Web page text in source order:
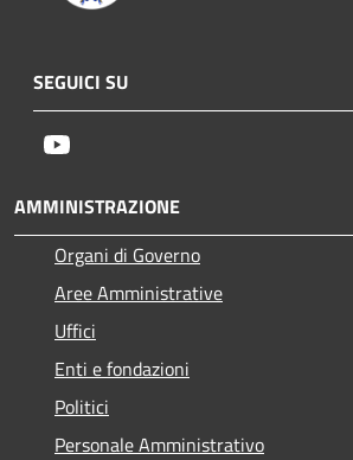
SEGUICI SU
AMMINISTRAZIONE
Organi di Governo
Aree Amministrative
Uffici
Enti e fondazioni
Politici
Personale Amministrativo